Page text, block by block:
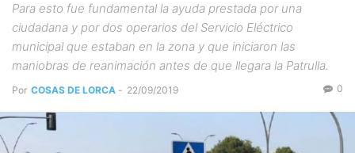
Para esto fue fundamental la ayuda prestada por una
ciudadana y por dos operarios del Servicio Eléctrico
municipal que estaban en la zona y que iniciaron las
maniobras de reanimación antes de que llegara la Patrulla.
Por COSAS DE LORCA - 22/09/2019 0